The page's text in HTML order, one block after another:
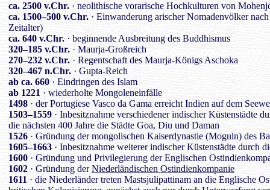
ca. 2500 v.Chr. · neolithische vorarische Hochkulturen von
ca. 1500–500 v.Chr. · Einwanderung arischer Nomadenvölker
Zeitalter)
ca. 640 v.Chr. · beginnende Ausbreitung des Buddhismus
320–185 v.Chr. · Maurja-Großreich
270–232 v.Chr. · Regentschaft des Maurja-Königs Aschoka
320–467 n.Chr. · Gupta-Reich
ab ca. 660 · Eindringen des Islam
ab 1221 · wiederholte Mongoleneinfälle
1498 · der Portugiese Vasco da Gama erreicht Indien auf dem
1503–1559 · Inbesitznahme verschiedener indischer Küstenstädte
die nächsten 400 Jahre die Städte Goa, Diu und Daman
1526 · Gründung der mongolischen Kaiserdynastie (Moguln) des
1605–1663 · Inbesitznahme weiterer indischer Küstenstädte durch
1600 · Gründung und Privilegierung der Englischen
1602 · Gründung derNiederländischen Ostindienkompanie
1611 · die Niederländer treten Mastsjulipattinam an die Englische